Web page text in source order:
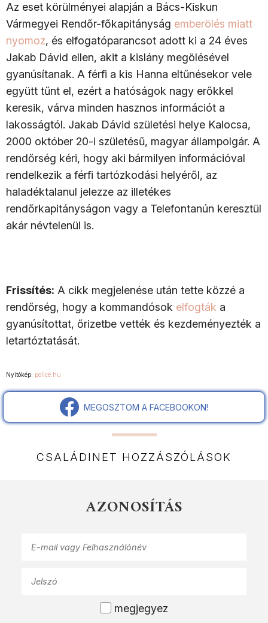
Az eset körülményei alapján a Bács-Kiskun
Vármegyei Rendőr-főkapitányság emberölés miatt
nyomoz, és elfogatóparancsot adott ki a 24 éves
Jakab Dávid ellen, akit a kislány megölésével
gyanúsítanak. A férfi a kis Hanna eltűnésekor vele
együtt tűnt el, ezért a hatóságok nagy erőkkel
keresik, várva minden hasznos információt a
lakosságtól. Jakab Dávid születési helye Kalocsa,
2000 október 20-i születésű, magyar állampolgár. A
rendőrség kéri, hogy aki bármilyen információval
rendelkezik a férfi tartózkodási helyéről, az
haladéktalanul jelezze az illetékes
rendőrkapitányságon vagy a Telefontanún keresztül
akár névtelenül is.
Frissítés: A cikk megjelenése után tette közzé a
rendőrség, hogy a kommandósok elfogták a
gyanúsítottat, őrizetbe vették és kezdeményezték a
letartóztatását.
Nyitókép: police.hu
MEGOSZTOM A FACEBOOKON!
CSALÁDINET HOZZÁSZÓLÁSOK
AZONOSÍTÁS
megjegyez